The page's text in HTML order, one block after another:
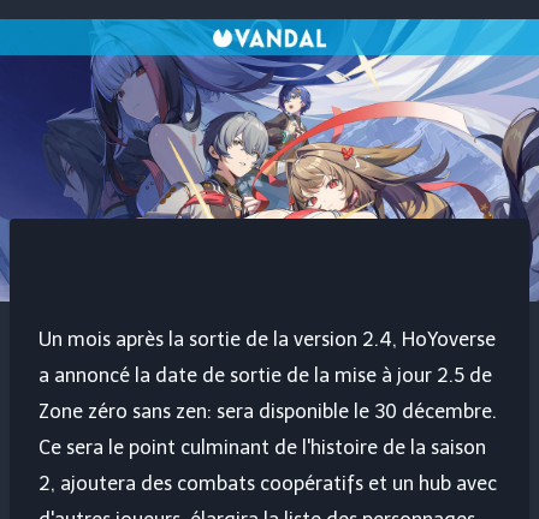
Un mois après la sortie de la version 2.4, HoYoverse
a annoncé la date de sortie de la mise à jour 2.5 de
Zone zéro sans zen: sera disponible le 30 décembre.
Ce sera le point culminant de l'histoire de la saison
2, ajoutera des combats coopératifs et un hub avec